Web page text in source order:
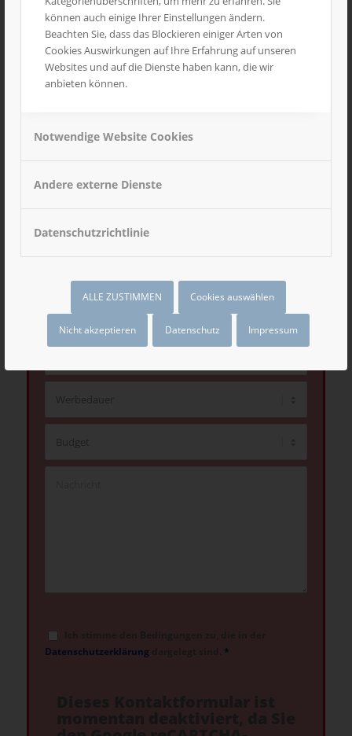
können auch einige Ihrer Einstellungen ändern.
Beachten Sie, dass das Blockieren einiger Arten von
Cookies Auswirkungen auf Ihre Erfahrung auf unseren
Websites und auf die Dienste haben kann, die wir
anbieten können.
Notwendige Website Cookies
Andere externe Dienste
Datenschutzrichtlinie
ALLE ZUSTIMMEN Cookies auswählen
Nicht akzeptieren Datenschutz Impressum
Datenschutzerklärungdargelegt sind. *